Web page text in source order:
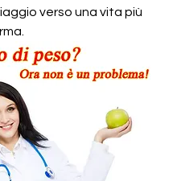
verso una vita più